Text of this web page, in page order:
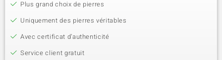
Plus grand choix de pierres
Uniquement des pierres véritables
Avec certificat d’authenticité
Service client gratuit